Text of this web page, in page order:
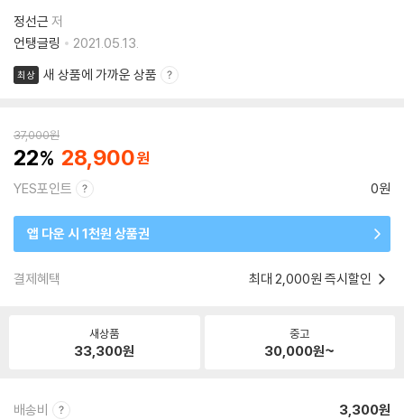
정선근 저
언탱글링
2021.05.13.
최상 새 상품에 가까운 상품
37,000원
22 28,900
YES포인트 0원
앱 다운 시 1천원 상품권
결제혜택 최대 2,000원 즉시할인
새상품
33,300원
중고
30,000원~
배송비 3,300원